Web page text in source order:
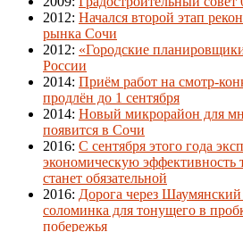
2012: Начался второй этап
рынка Сочи
2012: «Городские
России
2014: Приём работ на смотр-
продлён до 1 сентября
2014: Новый микрорайон для
появится в Сочи
2016: С сентября этого года
экономическую эффективность
станет обязательной
2016: Дорога через Шаумянский
соломинка для тонущего в
побережья